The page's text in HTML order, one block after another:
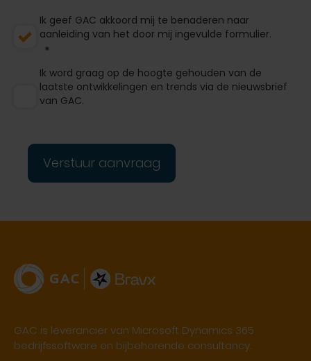
Ik geef GAC akkoord mij te benaderen naar
aanleiding van het door mij ingevulde formulier.
Ik word graag op de hoogte gehouden van de
laatste ontwikkelingen en trends via de nieuwsbrief
van GAC.
Verstuur aanvraag
GAC is leverancier van Microsoft Dynamics 365
bedrijfssoftware en bijbehorende consultancy.